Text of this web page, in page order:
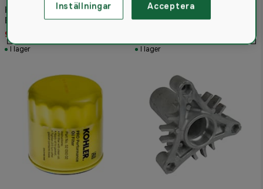
Husqvarna Underhållskit
B&S 7200 Endurance
949 kr
I lager
Husqvarna Hylsnyckel 19
50 kr
I lager
Inställningar Acceptera